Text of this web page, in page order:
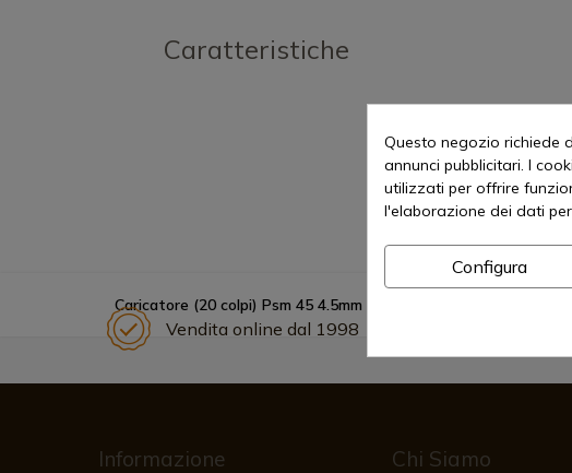
Caratteristiche
Caricatore (20 colpi) Psm 45 4.5mm
Vendita online dal 1998
Informazione Chi Siamo
Questo negozio richiede
annunci pubblicitari. I
utilizzati per offrire
l'elaborazione dei dati
Configura